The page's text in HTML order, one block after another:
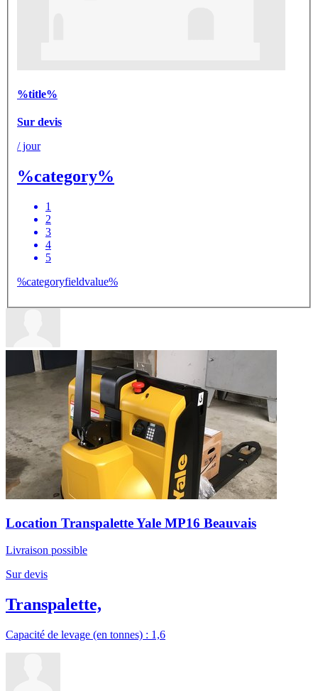
%title%
Sur devis
/ jour
%category%
1
2
3
4
5
%categoryfieldvalue%
Location Transpalette Yale MP16 Beauvais
Livraison possible
Sur devis
Transpalette,
Capacité de levage (en tonnes) : 1,6